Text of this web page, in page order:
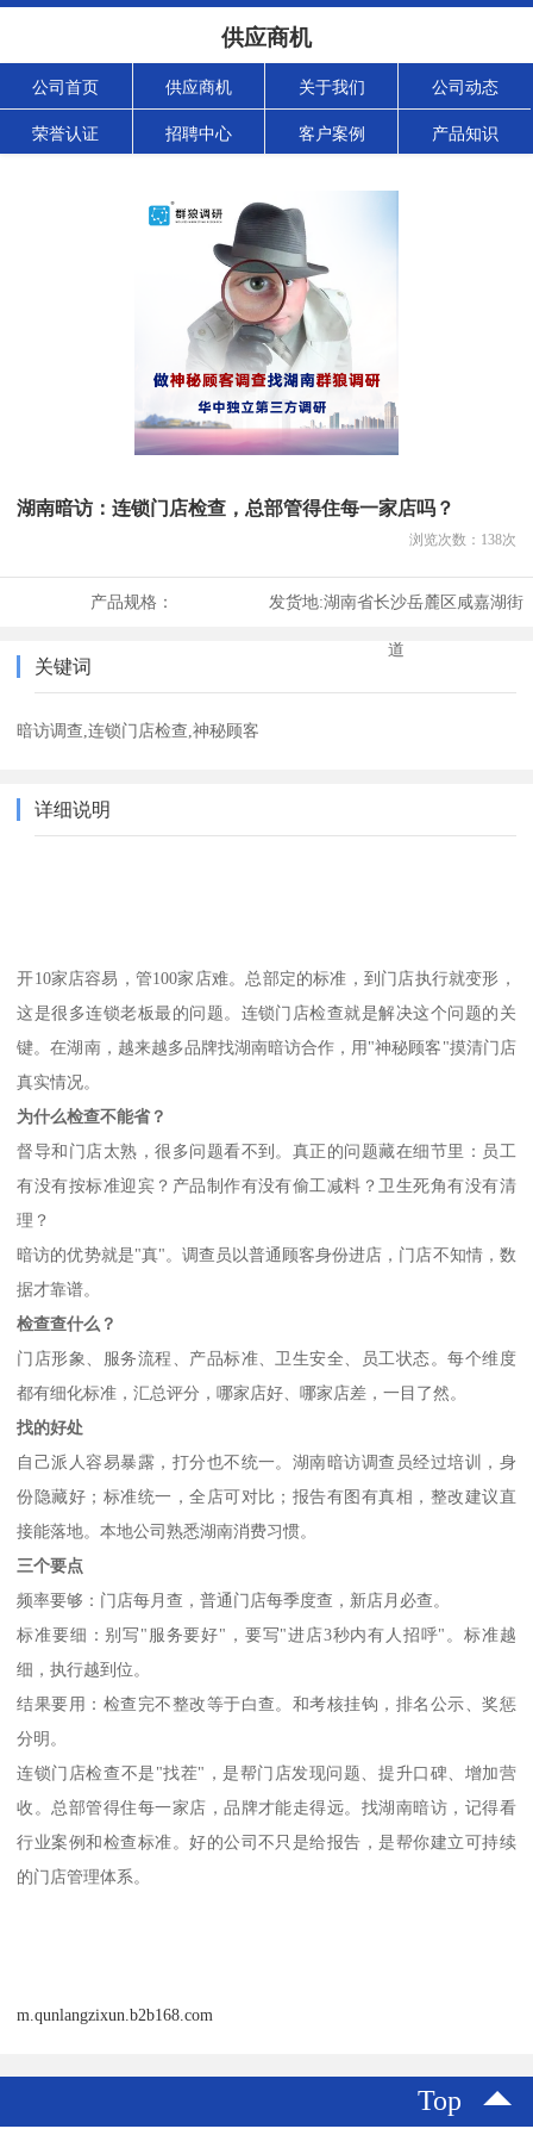
供应商机
公司首页 供应商机 关于我们 公司动态
荣誉认证 招聘中心 客户案例 产品知识
湖南暗访：连锁门店检查，总部管得住每一家店吗？
浏览次数： 138次
产品规格： 发货地:湖南省长沙岳麓区咸嘉湖街
道
关键词
暗访调查,连锁门店检查,神秘顾客
详细说明
开10家店容易，管100家店难。总部定的标准，到门店执行就变形，
这是很多连锁老板最的问题。连锁门店检查就是解决这个问题的关
键。在湖南，越来越多品牌找湖南暗访合作，用 "神秘顾客 "摸清门店
真实情况。
为什么检查不能省？
督导和门店太熟，很多问题看不到。真正的问题藏在细节里：员工
有没有按标准迎宾？产品制作有没有偷工减料？卫生死角有没有清
理？
暗访的优势就是"真"。调查员以普通顾客身份进店，门店不知情，数
据才靠谱。
检查查什么？
门店形象、服务流程、产品标准、卫生安全、员工状态。每个维度
都有细化标准，汇总评分，哪家店好、哪家店差，一目了然。
找的好处
自己派人容易暴露，打分也不统一。湖南暗访调查员经过培训，身
份隐藏好；标准统一，全店可对比；报告有图有真相，整改建议直
接能落地。本地公司熟悉湖南消费习惯。
三个要点
频率要够：门店每月查，普通门店每季度查，新店月必查。
标准要细：别写 " 服务要好" ，要写"进店3秒内有人招呼" 。标准越
细，执行越到位。
结果要用：检查完不整改等于白查。和考核挂钩，排名公示、奖惩
分明。
连锁门店检查不是 "找茬" ，是帮门店发现问题、提升口碑、增加营
收。总部管得住每一家店，品牌才能走得远。找湖南暗访，记得看
行业案例和检查标准。好的公司不只是给报告，是帮你建立可持续
的门店管理体系。
m.qunlangzixun.b2b168.com
Top